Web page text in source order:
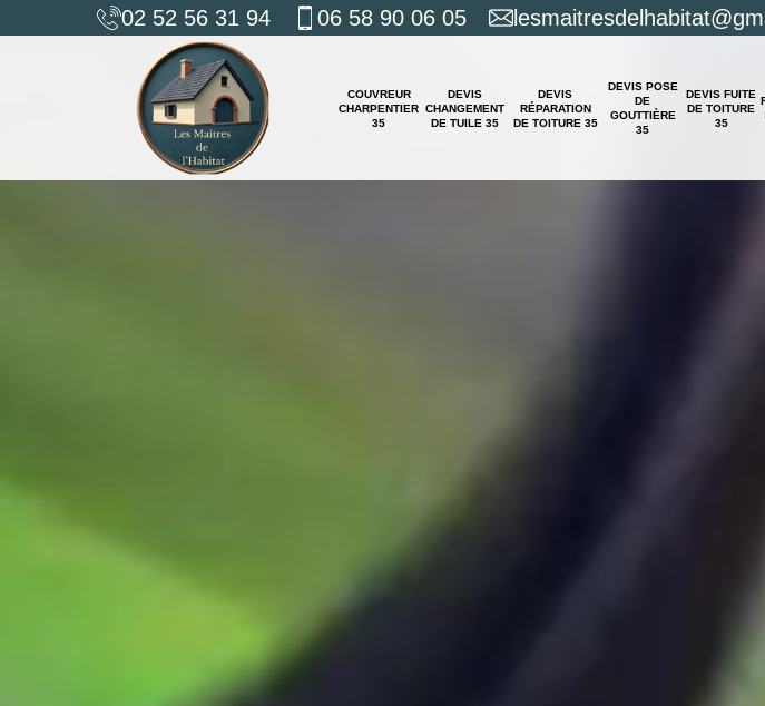
02 52 56 31 94 06 58 90 06 05
COUVREUR
CHARPENTIER
35
DEVIS
CHANGEMENT
DE TUILE 35
DEVIS
RÉPARATION
DE TOITURE 35
DEVIS POSE
DE
GOUTTIÈRE
35
DEVIS FUITE
DE TOITURE
35